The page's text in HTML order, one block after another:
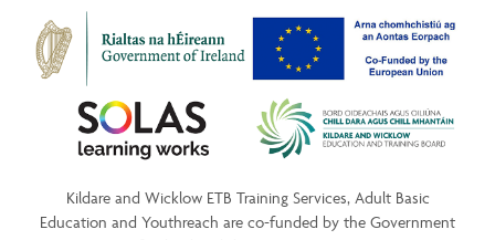
Kildare and Wicklow ETB Training Services, Adult Basic
Education and Youthreach are co-funded by the Government